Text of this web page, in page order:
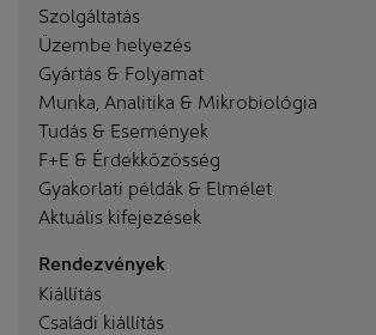
Szolgáltatás
Üzembe helyezés
Gyártás & Folyamat
Munka, Analitika & Mikrobiológia
Tudás & Események
F+E & Érdekközösség
Gyakorlati példák & Elmélet
Aktuális kifejezések
Rendezvények
Kiállítás
Családi kiállítás